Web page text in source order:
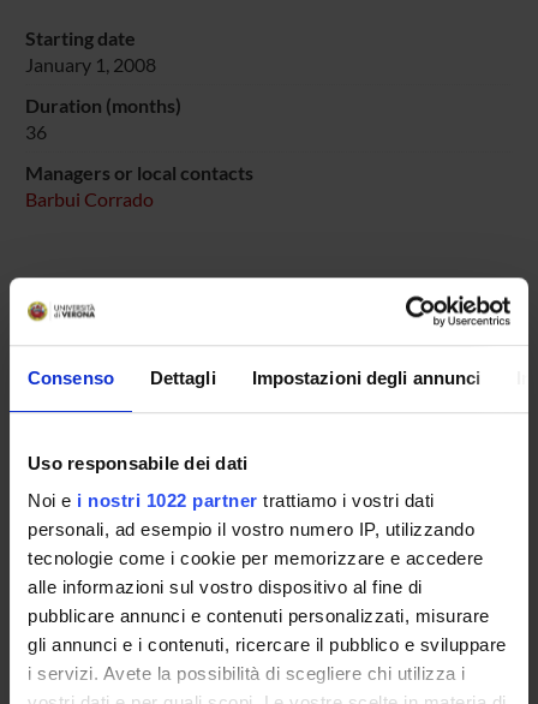
Consenso Dettagli Impostazioni degli annunci
Uso responsabile dei dati
Noi e i nostri 1022 partner trattiamo i vostri dati
personali, ad esempio il vostro numero IP, utilizzando
tecnologie come i cookie per memorizzare e accedere
alle informazioni sul vostro dispositivo al fine di
pubblicare annunci e contenuti personalizzati, misurare
gli annunci e i contenuti, ricercare il pubblico e sviluppare
i servizi. Avete la possibilità di scegliere chi utilizza i
Starting date
January 1, 2008
Duration (months)
36
Managers or local contacts
Barbui Corrado
PROJECT PARTICIPANTS
Corrado Barbui
RESEARCH AREAS INVOLVED IN THE PROJECT
Psychiatry
SECTIONS
Section of Psychiatry and Clinical Psychology